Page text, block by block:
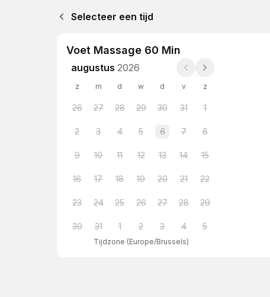
Selecteer een tijd
Voet Massage 60 Min
augustus 2026
z m d w d v z
26 27 28 29 30 31 1
2 3 4 5 6 7 8
9 10 11 12 13 14 15
16 17 18 19 20 21 22
23 24 25 26 27 28 29
30 31 1 2 3 4 5
Tijdzone (Europe/Brussels)